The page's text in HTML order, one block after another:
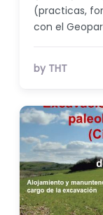
(practicas,
con el
by THT